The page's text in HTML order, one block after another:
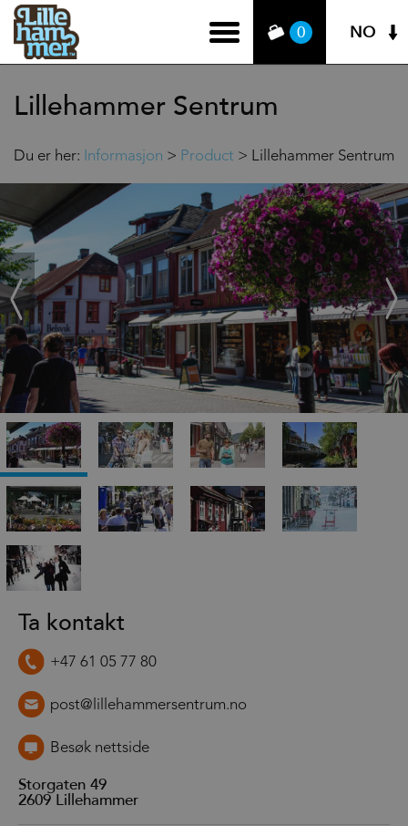
0 NO
Lillehammer Sentrum
Du er her: Informasjon > Product > Lillehammer Sentrum
‹
Prev
Next
›
Ta kontakt
+47 61 05 77 80
post@lillehammersentrum.no
Besøk nettside
Storgaten 49
2609 Lillehammer